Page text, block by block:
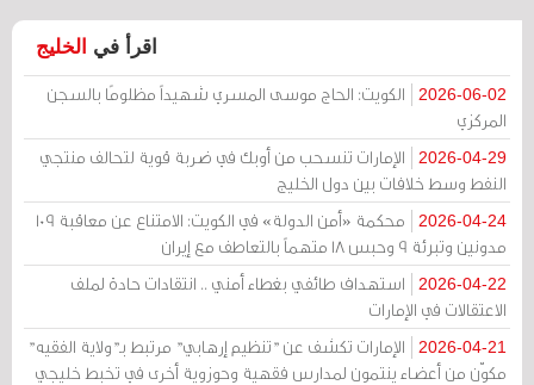
اقرأ في الخليج
2026-06-02
الكويت: الحاج موسى المسري شهيداً مظلومًا بالسجن
المركزي
2026-04-29
الإمارات تنسحب من أوبك في ضربة قوية لتحالف منتجي
النفط وسط خلافات بين دول الخليج
2026-04-24
محكمة «أمن الدولة» في الكويت: الامتناع عن معاقبة 109
مدونين وتبرئة 9 وحبس 18 متهماً بالتعاطف مع إيران
2026-04-22
استهداف طائفي بغطاء أمني .. انتقادات حادة لملف
الاعتقالات في الإمارات
2026-04-21
الإمارات تكشف عن "تنظيم إرهابي" مرتبط بـ"ولاية الفقيه"
مكوّن من أعضاء ينتمون لمدارس فقهية وحوزوية أخرى في تخبط خليجي